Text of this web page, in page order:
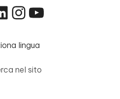
Instagram
YouTube
lingua
nel sito